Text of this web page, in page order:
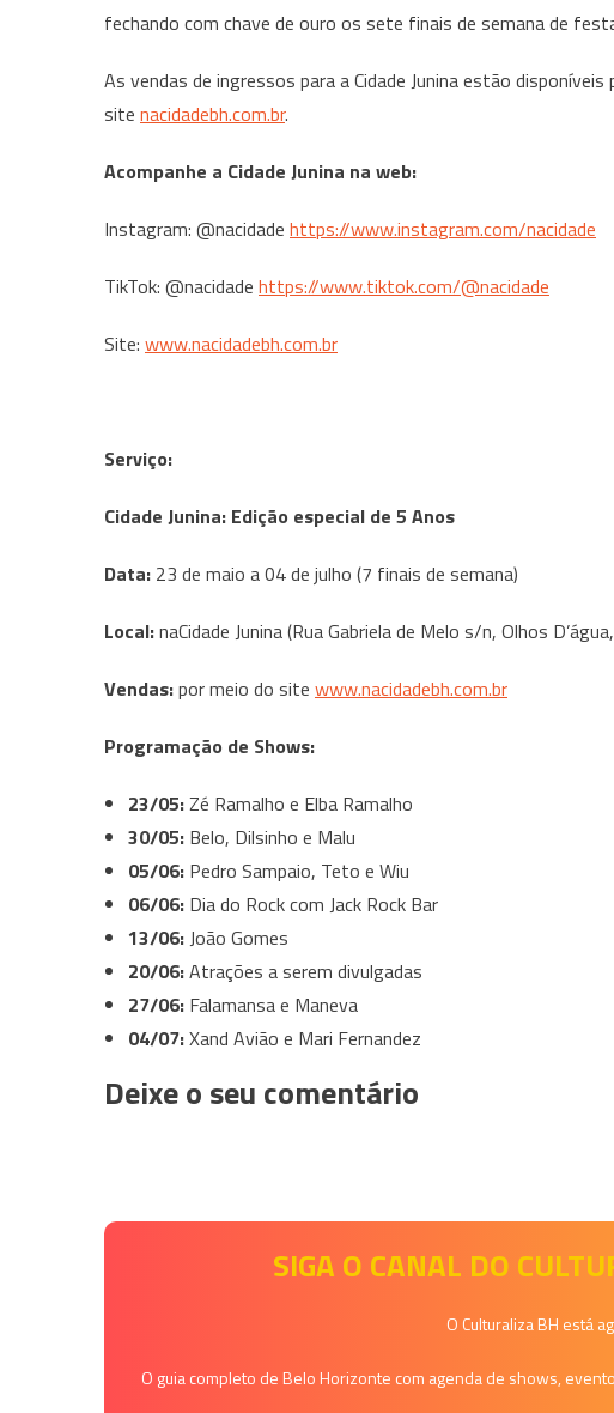
fechando com chave de ouro os sete finais de semana de
As vendas de ingressos para a Cidade Junina estão disponíveis
site nacidadebh.com.br.
Acompanhe a Cidade Junina na web:
Instagram: @nacidade https://www.instagram.com/nacidade
TikTok: @nacidade https://www.tiktok.com/@nacidade
Site: www.nacidadebh.com.br
Serviço:
Cidade Junina: Edição especial de 5 Anos
Data: 23 de maio a 04 de julho (7 finais de semana)
Local:naCidade Junina (Rua Gabriela de Melo s/n, Olhos
Vendas:por meio do site www.nacidadebh.com.br
Programação de Shows:
23/05:Zé Ramalho e Elba Ramalho
30/05: Belo, Dilsinho e Malu
05/06: Pedro Sampaio, Teto e Wiu
06/06: Dia do Rock com Jack Rock Bar
13/06:João Gomes
20/06:Atrações a serem divulgadas
27/06: Falamansa e Maneva
04/07:Xand Avião e Mari Fernandez
Deixe o seu comentário
SIGA O CANAL DO
O Culturaliza BH está
O guia completo de Belo Horizonte com agenda de shows,